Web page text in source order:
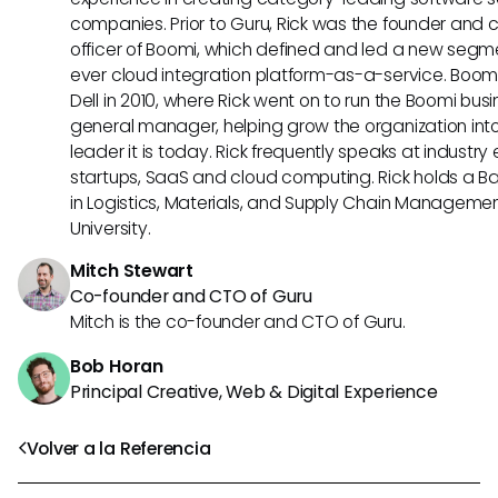
Volver a la Referencia
companies. Prior to Guru, Rick was the founder and
officer of Boomi, which defined and led a new
ever cloud integration platform-as-a-service.
Dell in 2010, where Rick went on to run the Boomi
general manager, helping grow the organization
leader it is today. Rick frequently speaks at
startups, SaaS and cloud computing. Rick holds a
in Logistics, Materials, and Supply Chain
University.
Mitch Stewart
Co-founder and CTO of Guru
Mitch is the co-founder and CTO of Guru.
Bob Horan
Principal Creative, Web & Digital Experience